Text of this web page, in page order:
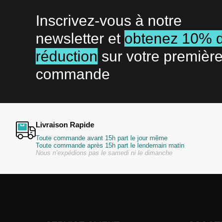
Inscrivez-vous à notre
newsletter et obtenez 10%
réduction sur votre première
commande
Livraison Rapide
Toute commande avant 15h part le jour même
Toute commande après 15h part le lendemain matin
Nous n’expédions pas le samedi ni le dimanche